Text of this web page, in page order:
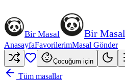
Bir Masal Bir Masal
AnasayfaFavorilerimMasal Gönder
Çocuğum için
Tüm masallar